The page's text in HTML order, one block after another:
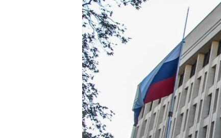
УКРАЇНСЬКА ПРОБЛЕМА КРИМУ